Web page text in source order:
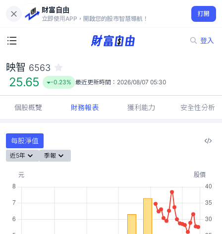
財富自由
立即使用APP，開啟您的股市智慧導航！
打開
登入
25.65
-0.23%
映智 6563
25.65 -0.23% 最近更新時間： 2026/08/07 05:30
個股概覽 財務報表 獲利能力 安全性分析
每股淨值
近5年 季報